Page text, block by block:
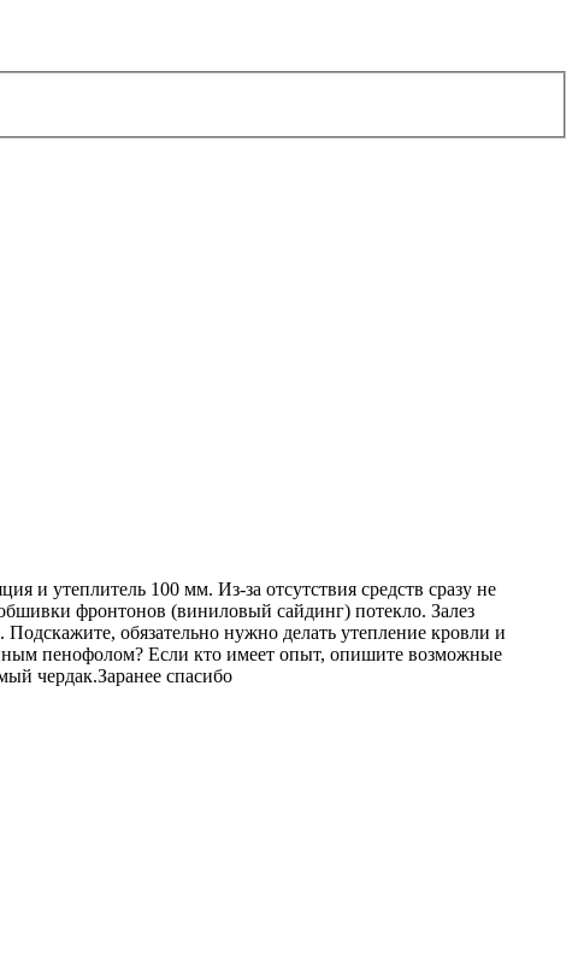
и утеплитель 100 мм. Из-за отсутствия средств сразу не
фронтонов (виниловый сайдинг) потекло. Залез
обязательно нужно делать утепление кровли и
пенофолом? Если кто имеет опыт, опишите возможные
чердак.Заранее спасибо